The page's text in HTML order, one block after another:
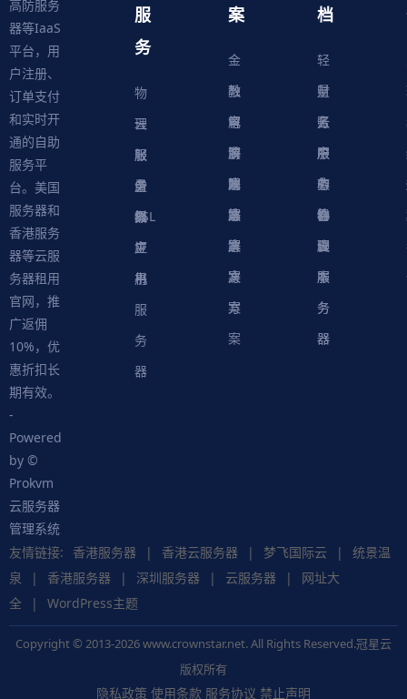
高防服务
器等IaaS
平台，用
户注册、
订单支付
和实时开
通的自助
服务平
台。美国
服务器和
香港服务
器等云服
务器租用
官网，推
广返佣
10%，优
惠折扣长
期有效。
-
Powered
by ©
Prokvm
云服务器
管理系统
服
务
物
理
服
务
器
云
服
务
器
轻
量
级
应
用
服
务
器
虚
拟
主
机
SSL
证
书
案
金
融
解
决
方
案
教
育
解
决
方
案
电
商
解
决
方
案
游
戏
解
决
方
案
网
站
解
决
方
案
档
轻
量
云
服
务
器
财
务
中
心
账
户
中
心
服
务
协
议
软
件
脚
本
物
理
服
务
器
云
服
务
器
友情链接: 香港服务器 | 香港云服务器 | 梦飞国际云 |
统景温
泉
| 香港服务器 | 深圳服务器 | 云服务器 |
网址大
全
| WordPress主题
Copyright © 2013-2026 www.crownstar.net. All Rights Reserved.冠星云
版权所有
隐私政策 使用条款 服务协议 禁止声明